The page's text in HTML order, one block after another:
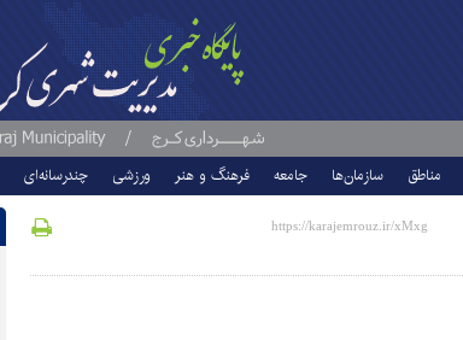
مناطق سازمان‌ها جامعه فرهنگ و هنر ورزشی چندرسانه‌ای